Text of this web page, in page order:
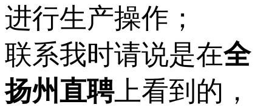
进行生产操作；
联系我时请说是在全
扬州直聘上看到的，